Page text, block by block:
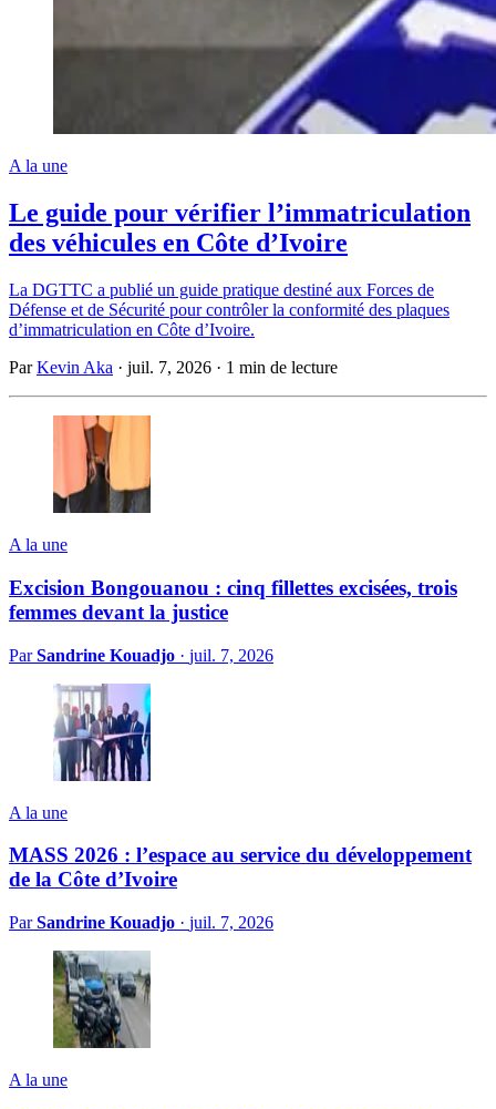
A la une
Le guide pour vérifier l’immatriculation
des véhicules en Côte d’Ivoire
La DGTTC a publié un guide pratique destiné aux Forces de
Défense et de Sécurité pour contrôler la conformité des plaques
d’immatriculation en Côte d’Ivoire.
ParKevin Aka · juil. 7, 2026 · 1 min de lecture
A la une
Excision Bongouanou : cinq fillettes excisées, trois
femmes devant la justice
ParSandrine Kouadjo · juil. 7, 2026
A la une
MASS 2026 : l’espace au service du développement
de la Côte d’Ivoire
ParSandrine Kouadjo · juil. 7, 2026
A la une